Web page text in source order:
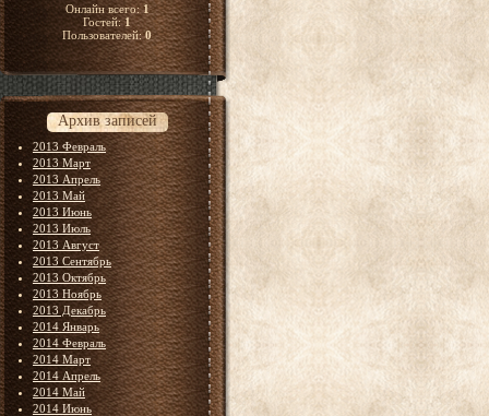
Онлайн всего:1
Гостей:1
Пользователей:0
Архив записей
2013 Февраль
2013 Март
2013 Апрель
2013 Май
2013 Июнь
2013 Июль
2013 Август
2013 Сентябрь
2013 Октябрь
2013 Ноябрь
2013 Декабрь
2014 Январь
2014 Февраль
2014 Март
2014 Апрель
2014 Май
2014 Июнь